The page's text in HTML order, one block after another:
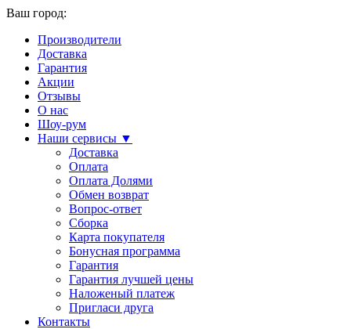
Ваш город:
Производители
Доставка
Гарантия
Акции
Отзывы
О нас
Шоу-рум
Наши сервисы ▼
Доставка
Оплата
Оплата Долями
Обмен возврат
Вопрос-ответ
Сборка
Карта покупателя
Бонусная программа
Гарантия
Гарантия лучшей цены
Наложеный платеж
Пригласи друга
Контакты